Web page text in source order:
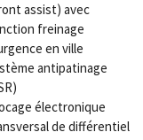
assist) avec
freinage
en ville
antipatinage
électronique
de différentiel